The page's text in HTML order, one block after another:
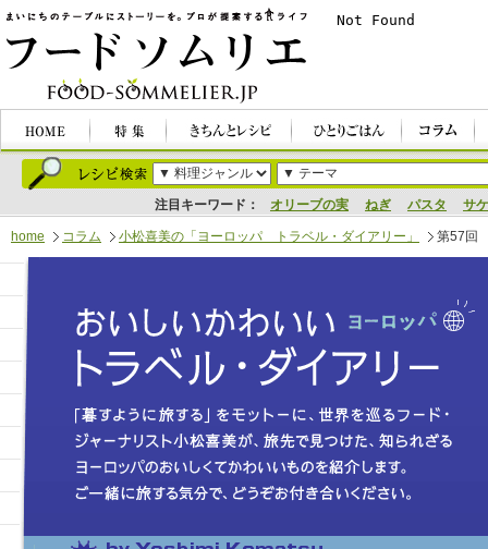
注目キーワード： オリーブの実 ねぎ パスタ サケ
home コラム 小松喜美の「ヨーロッパ トラベル・ダイアリー」 第57回